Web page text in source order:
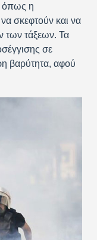
όπως η
σκεφτούν και να
των τάξεων. Τα
σε
βαρύτητα, αφού